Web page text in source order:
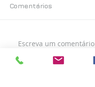
Comentários
Escreva um comentário